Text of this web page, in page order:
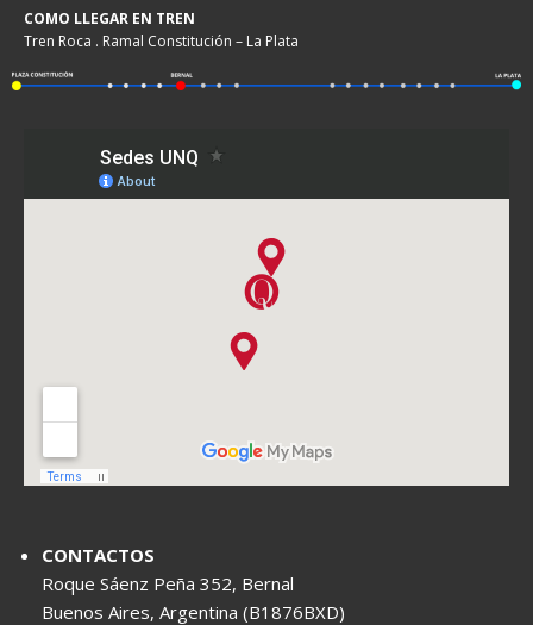
COMO LLEGAR EN TREN
Tren Roca . Ramal Constitución – La Plata
CONTACTOS
Roque Sáenz Peña 352, Bernal
Buenos Aires, Argentina (B1876BXD)